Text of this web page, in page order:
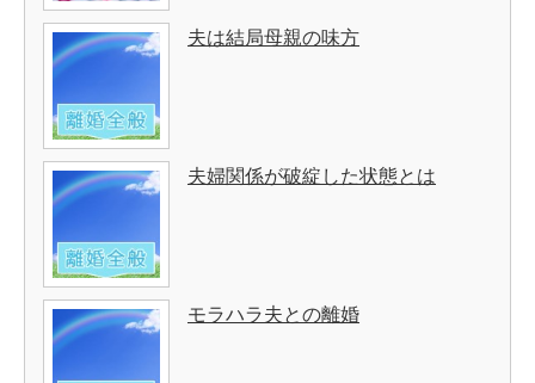
夫は結局母親の味方
夫婦関係が破綻した状態とは
モラハラ夫との離婚